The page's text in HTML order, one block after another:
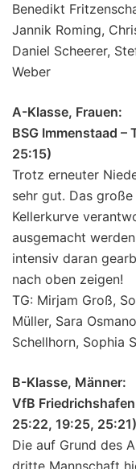
Benedikt
Jannik Roming,
Daniel Scheerer,
Weber
A-Klasse, Frauen:
BSG Immenstaad –
25:15)
Trotz erneuter
sehr gut. Das
Kellerkurve
ausgemacht
intensiv daran
nach oben zeigen!
TG: Mirjam Groß,
Müller, Sara
Schellhorn, Sophia
B-Klasse, Männer:
VfB Friedrichshafen
25:22, 19:25, 25:21)
Die auf Grund des
dritte Mannschaft